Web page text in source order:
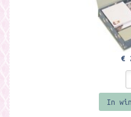
€
In